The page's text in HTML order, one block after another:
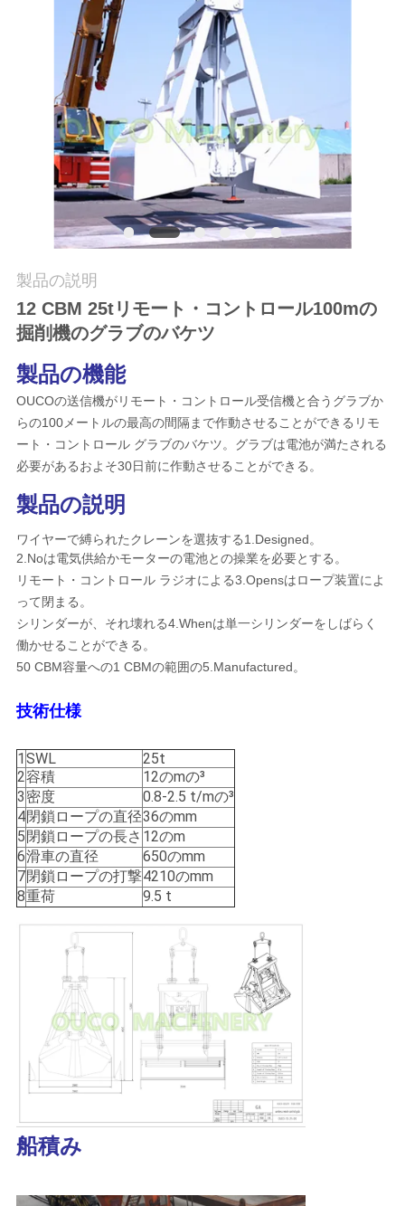
ー
品
質
管
理
ニ
ュ
ー
ス
件
CONTACT
US
地
図
シ
ー
ポ
製品の説明
12 CBM 25tリモート・コントロール100mの
掘削機のグラブのバケツ
製品の機能
OUCOの送信機がリモート・コントロール受信機と合うグラブか
らの100メートルの最高の間隔まで作動させることができるリモ
ート・コントロール グラブのバケツ。グラブは電池が満たされる
必要があるおよそ30日前に作動させることができる。
製品の説明
ワイヤーで縛られたクレーンを選抜する1.Designed。
2.Noは電気供給かモーターの電池との操業を必要とする。
リモート・コントロール ラジオによる3.Opensはロープ装置によ
って閉まる。
シリンダーが、それ壊れる4.Whenは単一シリンダーをしばらく
働かせることができる。
50 CBM容量への1 CBMの範囲の5.Manufactured。
技術仕様
1 SWL
25t
2容積
12のmの³
3 密度
0.8-2.5 t/mの³
4閉鎖ロープの直径36のmm
5 閉鎖ロープの長さ 12のm
6滑車の直径
650のmm
7閉鎖ロープの打撃4210のmm
8重荷 9.5 t
船積み